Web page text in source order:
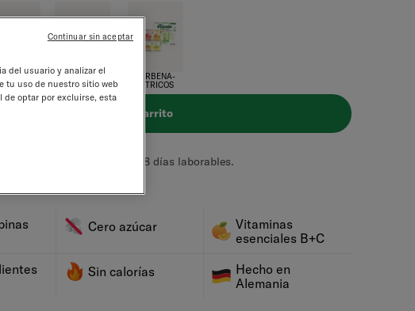
MENTA
GRANADA-
MENTA
VERBENA-
CÍTRICOS
Añadir al carrito
entrega estándar es de 5 - 8 días laborables.
Cero azúcar
Vitaminas
esenciales B+C
Sin calorías
Hecho en
Alemania
del usuario y analizar el
tu uso de nuestro sitio web
de optar por excluirse, esta
Continuar sin aceptar